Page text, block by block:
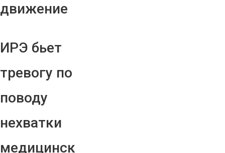
движение
ИРЭ бьет
тревогу по
поводу
нехватки
медицинск